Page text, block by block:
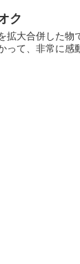
ク
拡大合併した
って、非常に